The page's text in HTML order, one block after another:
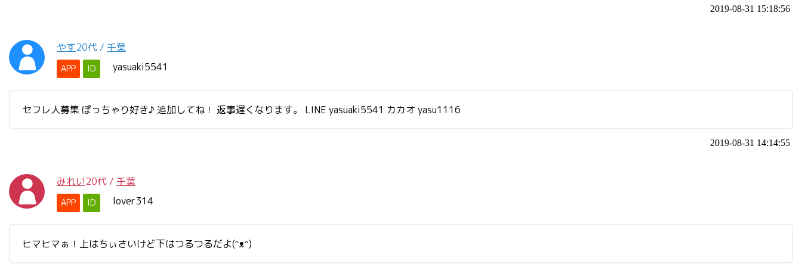
2019-08-31 15:18:56
やす20代 / 千葉
APP ID yasuaki5541
セフレ人募集 ぽっちゃり好き♪ 追加してね！ 返事遅くなります。 LINE yasuaki5541 カカオ yasu1116
2019-08-31 14:14:55
みれい20代 / 千葉
APP ID lover314
ヒマヒマぁ！上はちぃさいけど下はつるつるだよ(ᵔᴥᵔ)